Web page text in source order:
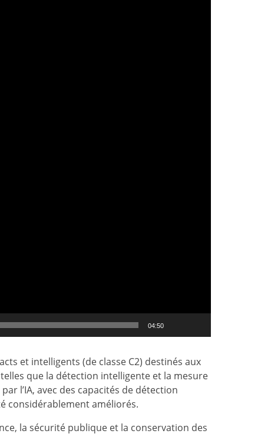
04:50
et intelligents (de classe C2) destinés aux
que la détection intelligente et la mesure
l’IA, avec des capacités de détection
considérablement améliorés.
la sécurité publique et la conservation des